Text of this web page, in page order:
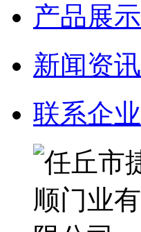
产品展示
新闻资讯
联系企业